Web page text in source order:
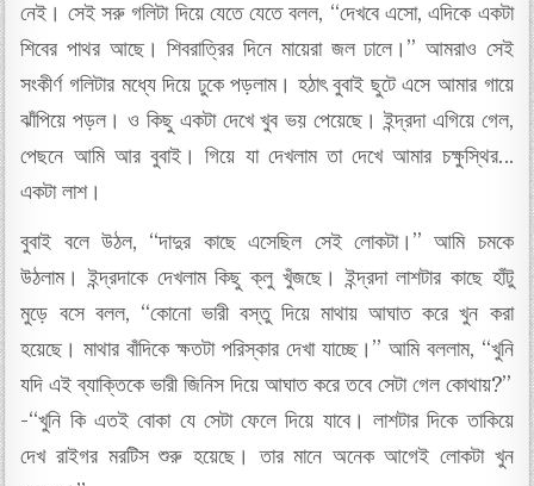
নেই। সেই সরু গলিটা দিয়ে যেতে যেতে বলল, “দেখবে এসো, এদিকে একটা
শিবের পাথর আছে। শিবরাত্রির দিনে মায়েরা জল ঢালে।” আমরাও সেই
সংকীর্ণ গলিটার মধ্যে দিয়ে ঢুকে পড়লাম। হঠাৎ বুবাই ছুটে এসে আমার গায়ে
ঝাঁপিয়ে পড়ল। ও কিছু একটা দেখে খুব ভয় পেয়েছে। ইন্দ্রদা এগিয়ে গেল,
পেছনে আমি আর বুবাই। গিয়ে যা দেখলাম তা দেখে আমার চক্ষুস্থির…
একটা লাশ।
বুবাই বলে উঠল, “দাদুর কাছে এসেছিল সেই লোকটা।” আমি চমকে
উঠলাম। ইন্দ্রদাকে দেখলাম কিছু ক্লু খুঁজছে। ইন্দ্রদা লাশটার কাছে হাঁটু
মুড়ে বসে বলল, “কোনো ভারী বস্তু দিয়ে মাথায় আঘাত করে খুন করা
হয়েছে। মাথার বাঁদিকে ক্ষতটা পরিস্কার দেখা যাচ্ছে।” আমি বললাম, “খুনি
যদি এই ব্যাক্তিকে ভারী জিনিস দিয়ে আঘাত করে তবে সেটা গেল কোথায়?”
-“খুনি কি এতই বোকা যে সেটা ফেলে দিয়ে যাবে। লাশটার দিকে তাকিয়ে
দেখ রাইগর মরটিস শুরু হয়েছে। তার মানে অনেক আগেই লোকটা খুন